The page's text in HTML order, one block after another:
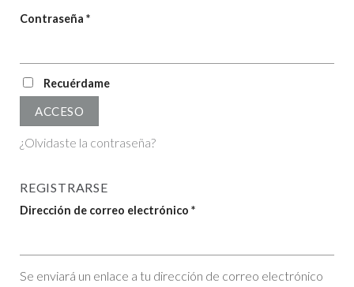
Contraseña *
Recuérdame
ACCESO
¿Olvidaste la contraseña?
REGISTRARSE
Dirección de correo electrónico *
Se enviará un enlace a tu dirección de correo electrónico